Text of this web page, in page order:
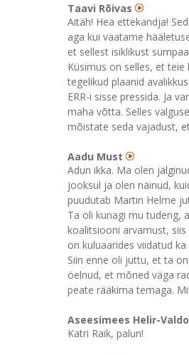
Taavi Rõivas
Aitäh! Hea ettekandja!
aga kui vaatame
et sellest isiklikust
Küsimus on selles, et
tegelikud plaanid
ERR-i sisse pressida. Ja
maha võtta. Selles
mõistate seda vajadust,
Aadu Must
Adun ikka. Ma olen
jooksul ja olen näinud,
puudutab Martin Helme
Ta oli kunagi mu tudeng,
koalitsiooni arvamust,
on kuluaarides viidatud
Siin enne oli juttu, et ta
öelnud, et mõned väga
peate rääkima temaga.
Aseesimees Helir-
Katri Raik, palun!